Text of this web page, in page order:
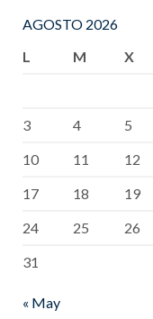
AGOSTO 2026
L
M X
3
4 5
10
11 12
17
18 19
24
25 26
31
« May